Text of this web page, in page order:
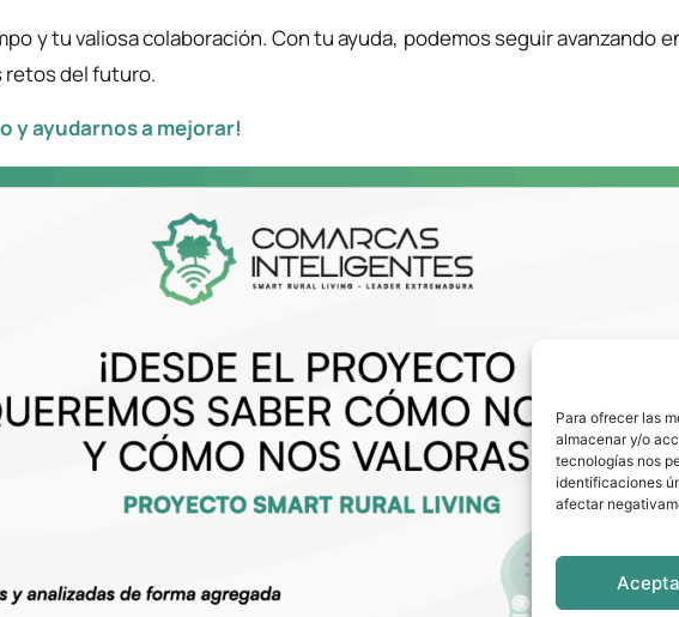
Para ofrecer las
almacenar y/o
tecnologías nos
identificaciones
afectar
y tu valiosa colaboración. Con tu ayuda, podemos seguir avanzando
retos del futuro.
y ayudarnos a mejorar!